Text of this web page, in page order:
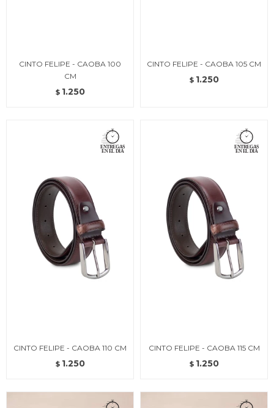
CINTO FELIPE - CAOBA 100
CM
$ 1.250
CINTO FELIPE - CAOBA 105 CM
$ 1.250
CINTO FELIPE - CAOBA 110 CM
$ 1.250
CINTO FELIPE - CAOBA 115 CM
$ 1.250